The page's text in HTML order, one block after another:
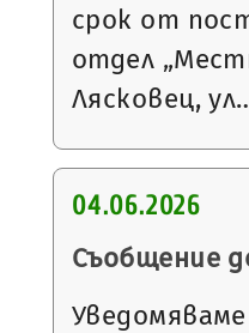
срок от
отдел
Лясковец,
04.06.2026
Съобщение